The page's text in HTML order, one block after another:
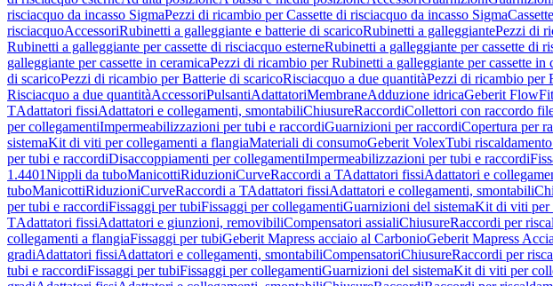
risciacquo da incasso SigmaPezzi di ricambio per Cassette di risciacquo da incasso Sigma
risciacquoAccessoriRubinetti a galleggiante e batterie di scaricoRubinetti a galleggiantePezzi di
Rubinetti a galleggiante per cassette di risciacquo esterneRubinetti a galleggiante per cassette di
galleggiante per cassette in ceramicaPezzi di ricambio per Rubinetti a galleggiante per cassette in
di scaricoPezzi di ricambio per Batterie di scaricoRisciacquo a due quantitàPezzi di ricambio per
Risciacquo a due quantitàAccessoriPulsantiAdattatoriMembraneAdduzione idricaGeberit FlowFit
TAdattatori fissiAdattatori e collegamenti, smontabiliChiusureRaccordiCollettori con raccordo
per collegamentiImpermeabilizzazioni per tubi e raccordiGuarnizioni per raccordiCopertura per
sistemaKit di viti per collegamenti a flangiaMateriali di consumoGeberit VolexTubi
per tubi e raccordiDisaccoppiamenti per collegamentiImpermeabilizzazioni per tubi e raccordi
1.4401Nippli da tuboManicottiRiduzioniCurveRaccordi a TAdattatori fissiAdattatori e
tuboManicottiRiduzioniCurveRaccordi a TAdattatori fissiAdattatori e collegamenti, smontabili
per tubi e raccordiFissaggi per tubiFissaggi per collegamentiGuarnizioni del sistemaKit di viti per
TAdattatori fissiAdattatori e giunzioni, removibiliCompensatori assialiChiusureRaccordi per
collegamenti a flangiaFissaggi per tubiGeberit Mapress acciaio al CarbonioGeberit Mapress
gradiAdattatori fissiAdattatori e collegamenti, smontabiliCompensatoriChiusureRaccordi per
tubi e raccordiFissaggi per tubiFissaggi per collegamentiGuarnizioni del sistemaKit di viti per